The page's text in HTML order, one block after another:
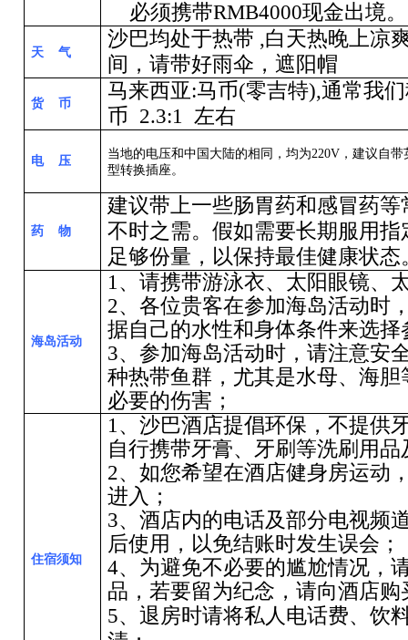
必须携带RMB4000现金出境。
天 气
沙巴均处于热带 ,白天热晚上凉
间，请带好雨伞，遮阳帽
货 币
马来西亚:马币(零吉特),通常我
币 2.3:1左右
电 压
当地的电压和中国大陆的相同，均为220V ，建议自
型转换插座。
药 物
建议带上一些肠胃药和感冒药
不时之需。假如需要长期服用
足够份量，以保持最佳健康状态
海岛活动
1、请携带游泳衣、太阳眼镜、
2、各位贵客在参加海岛活动时
据自己的水性和身体条件来选择
3、参加海岛活动时，请注意安
种热带鱼群，尤其是水母、海
必要的伤害；
住宿须知
1、沙巴酒店提倡环保，不提供
自行携带牙膏、牙刷等洗刷用品
2、如您希望在酒店健身房运动
进入；
3、酒店内的电话及部分电视频
后使用，以免结账时发生误会；
4、为避免不必要的尴尬情况，
品，若要留为纪念，请向酒店购
5、退房时请将私人电话费、饮